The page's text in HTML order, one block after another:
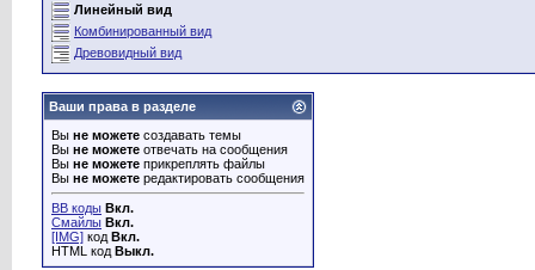
Линейный вид
Комбинированный вид
Древовидный вид
Ваши права в разделе
Вы не можете создавать темы
Вы не можете отвечать на сообщения
Вы не можете прикреплять файлы
Вы не можете редактировать сообщения
BB коды Вкл.
Смайлы Вкл.
[IMG] код Вкл.
HTML код Выкл.